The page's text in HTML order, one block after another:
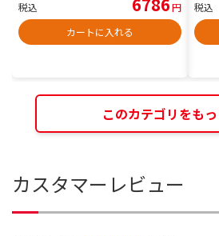
税込
円
カートに入れる
税込
このカテゴリをも
カスタマーレビュー